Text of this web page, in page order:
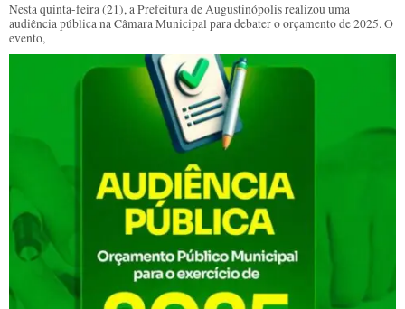
Nesta quinta-feira (21), a Prefeitura de Augustinópolis realizou uma
audiência pública na Câmara Municipal para debater o orçamento de 2025. O
evento,